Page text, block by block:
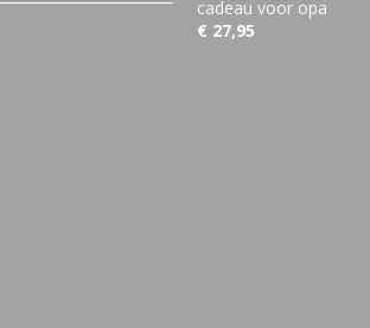
cadeau voor opa
€ 27,95